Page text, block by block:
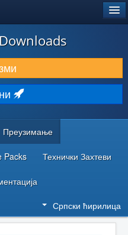
Преузимање
Packs Технички Захтеви
Српски ћирилица